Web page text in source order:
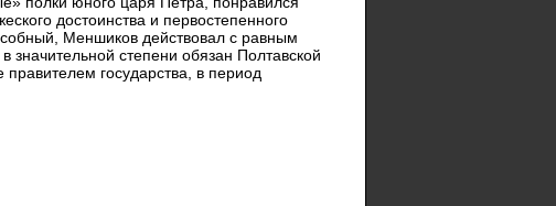
достоинства и первостепенного
Меншиков действовал с равным
степени обязан Полтавской
государства, в период